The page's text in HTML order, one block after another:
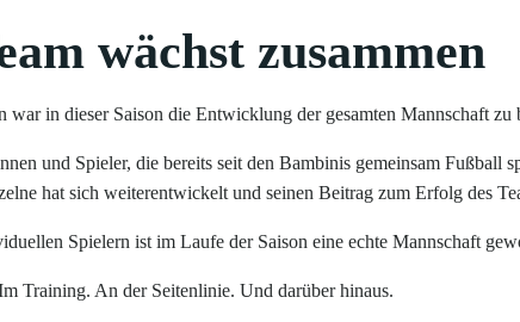
wächst zusammen
war in dieser Saison die Entwicklung der gesamten Mannschaft zu
und Spieler, die bereits seit den Bambinis gemeinsam Fußball
hat sich weiterentwickelt und seinen Beitrag zum Erfolg des
Spielern ist im Laufe der Saison eine echte Mannschaft
Training. An der Seitenlinie. Und darüber hinaus.